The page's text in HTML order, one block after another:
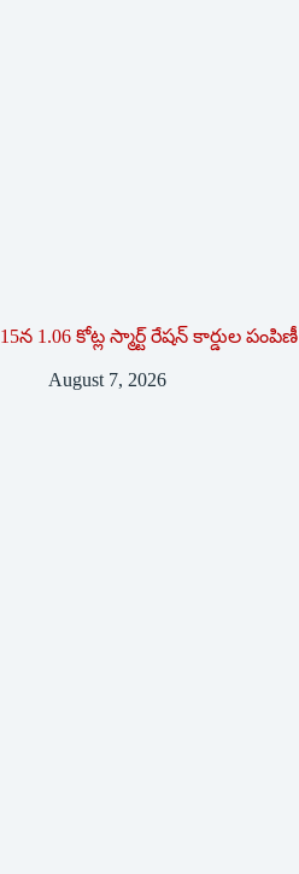
15న 1.06 కోట్ల స్మార్ట్ రేషన్ కార్డుల పంపిణీ
August 7, 2026